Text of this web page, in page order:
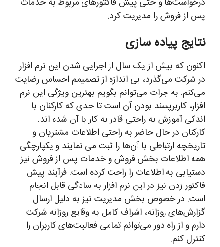
پس از فروش را مدیریت کرد.
نتایج پیاده سازی
اکنون که بیش از یک سال از اجرایی شدن این نرم افزار
در شرکت می‌گذرد، بی اندازه از تصمیمم احساس رضایت
می‌کنم. به جرات می‌توانم بگویم بهترین ویژگی این نرم
افزار، کاربرپسند بودن آن است تا حدی که کارکنان با
اندکی آموزش به راحتی قادر به کار با آن شده اند.
کارکنان در حال حاضر به راحتی اطلاعات مشتریان و
تاریخچه ارتباطی با آن‌ها را ثبت می نمایند و یکپارچگی
همه اطلاعات بخش فروش و خدمات پس از فروش نیز
دستیابی به اطلاعات را راحت کرده است. فرآیند پیش
فاکتور زدن نیز در این نرم افزار به سادگی قابل انجام
است. در خصوص بخش مدیریت نیز به دلیل ارسال
گزارش‌های روزانه، اشراف کامل به وقایع روزانه شرکت
دارم و از راه دور می‌توانم تمامی فعالیت‌های کاربران را
کنترل کنم.